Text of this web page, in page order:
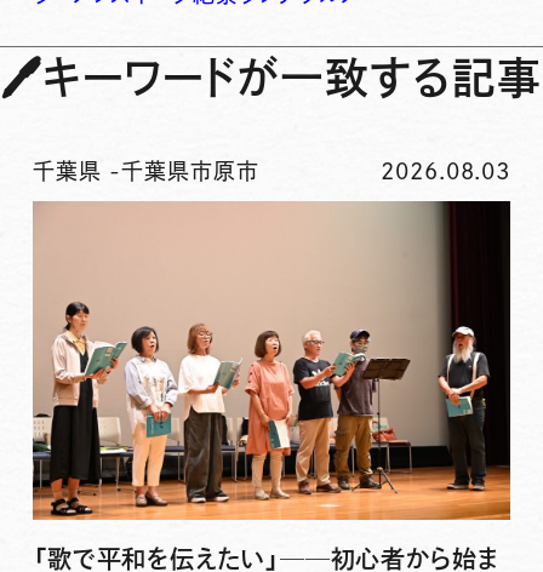
🖊キーワードが一致する記事
千葉県 -千葉県市原市 2026.08.03
「歌で平和を伝えたい」──初心者から始ま